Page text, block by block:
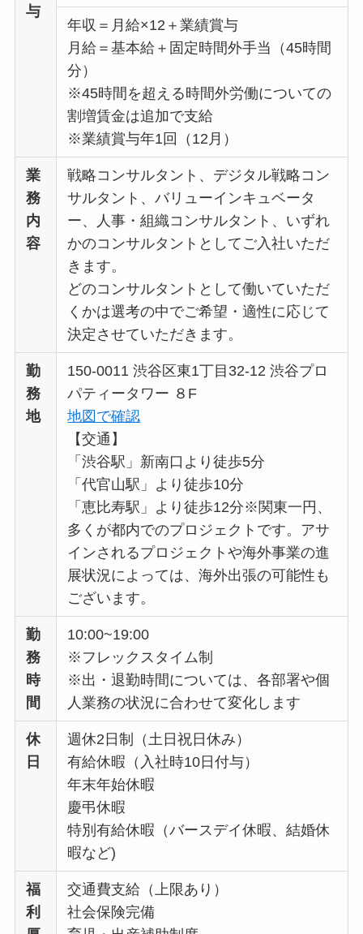
与
年収＝月給×12＋業績賞与
月給＝基本給＋固定時間外手当（45時間
分）
※45時間を超える時間外労働についての
割増賃金は追加で支給
※業績賞与年1回（12月）
業
務
内
容
戦略コンサルタント、デジタル戦略コン
サルタント、バリューインキュベータ
ー、人事・組織コンサルタント、いずれ
かのコンサルタントとしてご入社いただ
きます。
どのコンサルタントとして働いていただ
くかは選考の中でご希望・適性に応じて
決定させていただきます。
勤
務
地
150-0011 渋谷区東1丁目32-12 渋谷プロ
パティータワー ８F
地図で確認
【交通】
「渋谷駅」新南口より徒歩5分
「代官山駅」より徒歩10分
「恵比寿駅」より徒歩12分※関東一円、
多くが都内でのプロジェクトです。アサ
インされるプロジェクトや海外事業の進
展状況によっては、海外出張の可能性も
ございます。
勤
務
時
間
10:00~19:00
※フレックスタイム制
※出・退勤時間については、各部署や個
人業務の状況に合わせて変化します
休
日
週休2日制（土日祝日休み）
有給休暇（入社時10日付与）
年末年始休暇
慶弔休暇
特別有給休暇（バースデイ休暇、結婚休
暇など)
福
利
交通費支給（上限あり）
社会保険完備